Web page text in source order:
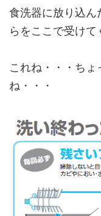
食洗器に放り込ん
らをここで受け
これね・・・ち
ね・・・